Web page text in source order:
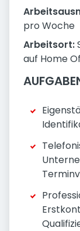
pro Woche
Arbeitsort:
auf Home